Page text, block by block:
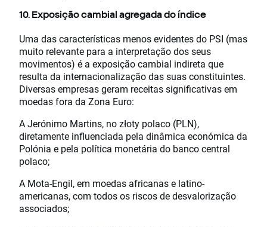
10. Exposição cambial agregada do índice
Uma das características menos evidentes do PSI (mas
muito relevante para a interpretação dos seus
movimentos) é a exposição cambial indireta que
resulta da internacionalização das suas constituintes.
Diversas empresas geram receitas significativas em
moedas fora da Zona Euro:
A Jerónimo Martins, no złoty polaco (PLN),
diretamente influenciada pela dinâmica económica da
Polónia e pela política monetária do banco central
polaco;
A Mota-Engil, em moedas africanas e latino-
americanas, com todos os riscos de desvalorização
associados;